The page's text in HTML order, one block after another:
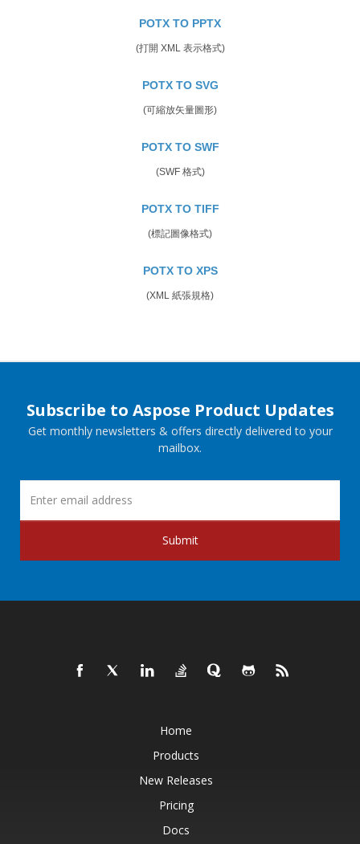
POTX TO PPTX
(打開 XML 表示格式)
POTX TO SVG
(可縮放矢量圖形)
POTX TO SWF
(SWF 格式)
POTX TO TIFF
(標記圖像格式)
POTX TO XPS
(XML 紙張規格)
Subscribe to Aspose Product Updates
Get monthly newsletters & offers directly delivered to your
mailbox.
Submit
Home
Products
New Releases
Pricing
Docs